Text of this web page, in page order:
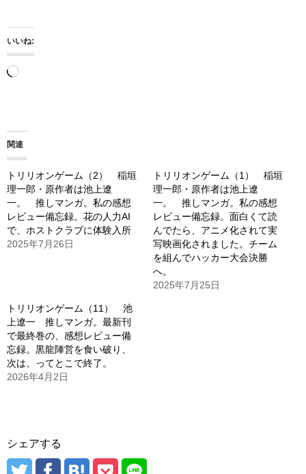
いいね:
読
み
中…
関連
トリリオンゲーム（2） 稲垣
理一郎・原作者は池上遼
一。 推しマンガ。私の感想
レビュー備忘録。花の人力AI
で、ホストクラブに体験入所
2025年7月26日
トリリオンゲーム（1） 稲垣
理一郎・原作者は池上遼
一。 推しマンガ。私の感想
レビュー備忘録。面白くて読
んでたら、アニメ化されて実
写映画化されました。チーム
を組んでハッカー大会決勝
へ。
2025年7月25日
トリリオンゲーム（11） 池
上遼一 推しマンガ。最新刊
で最終巻の、感想レビュー備
忘録。黒龍陣営を食い破り、
次は、ってとこで終了。
2026年4月2日
シェアする